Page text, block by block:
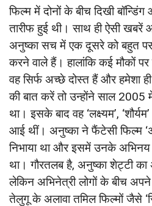
फिल्म में दोनों के बीच दिखी
तारीफ हुई थी। साथ ही ऐसी
अनुष्का सच में एक दूसरे को बहुत
करने वाले हैं। हालांकि कई मौकों
वह सिर्फ अच्छे दोस्त हैं और हमेशा
की बात करें तो उन्होंने साल 2005
था। इसके बाद वह ‘लक्ष्यम’,
आई थीं। अनुष्का ने फैंटेसी फिल्म
निभाया था और इसमें उनके अभिनय
था। गौरतलब है, अनुष्का शेट्टी का
लेकिन अभिनेत्री लोगों के बीच अपने
तेलुगू के अलावा तमिल फिल्मों जैसे